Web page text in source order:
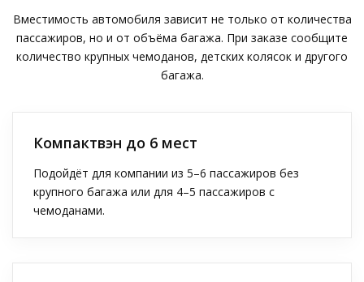
Вместимость автомобиля зависит не только от количества
пассажиров, но и от объёма багажа. При заказе сообщите
количество крупных чемоданов, детских колясок и другого
багажа.
Компактвэн до 6 мест
Подойдёт для компании из 5–6 пассажиров без
крупного багажа или для 4–5 пассажиров с
чемоданами.